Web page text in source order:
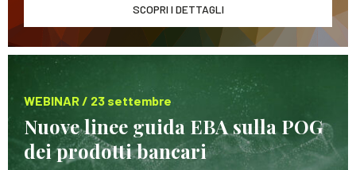
SCOPRI I DETTAGLI
WEBINAR / 23 settembre
Nuove linee guida EBA sulla POG
dei prodotti bancari